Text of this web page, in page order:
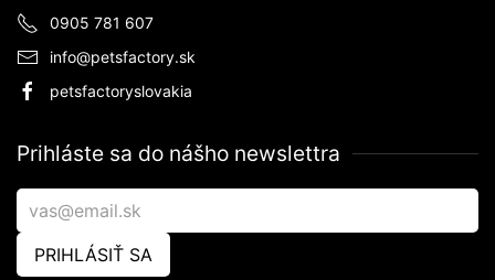
0905 781 607
info@petsfactory.sk
petsfactoryslovakia
Prihláste sa do nášho newslettra
PRIHLÁSIŤ SA